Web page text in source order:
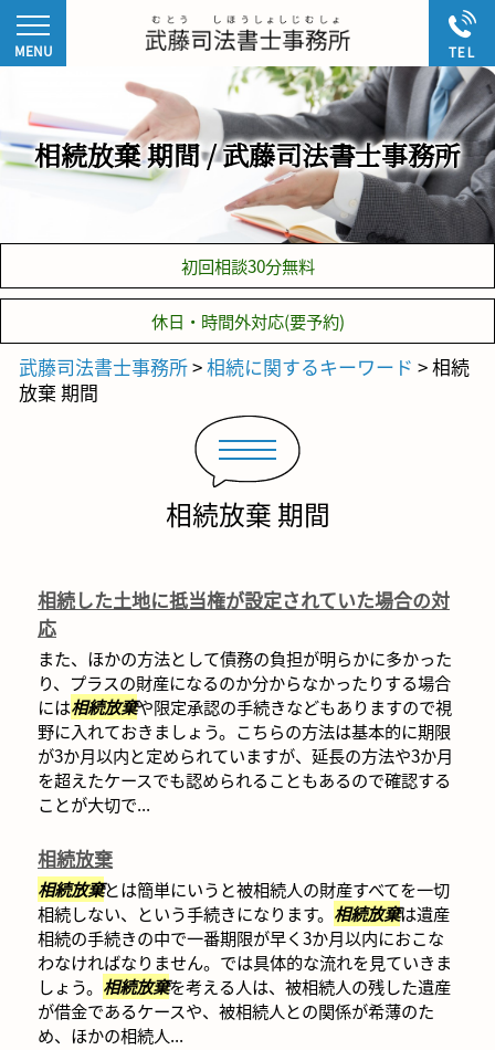
相続放棄 期間 / 武藤司法書士事務所
初回相談30分無料
休日・時間外対応(要予約)
武藤司法書士事務所>相続に関するキーワード >相続
放棄 期間
相続放棄 期間
相続した土地に抵当権が設定されていた場合の対
応
また、ほかの方法として債務の負担が明らかに多かった
り、プラスの財産になるのか分からなかったりする場合
には相続放棄や限定承認の手続きなどもありますので視
野に入れておきましょう。こちらの方法は基本的に期限
が3か月以内と定められていますが、延長の方法や3か月
を超えたケースでも認められることもあるので確認する
ことが大切で...
相続放棄
相続放棄とは簡単にいうと被相続人の財産すべてを一切
相続しない、という手続きになります。 相続放棄は遺産
相続の手続きの中で一番期限が早く3か月以内におこな
わなければなりません。では具体的な流れを見ていきま
しょう。 相続放棄を考える人は、被相続人の残した遺産
が借金であるケースや、被相続人との関係が希薄のた
め、ほかの相続人...